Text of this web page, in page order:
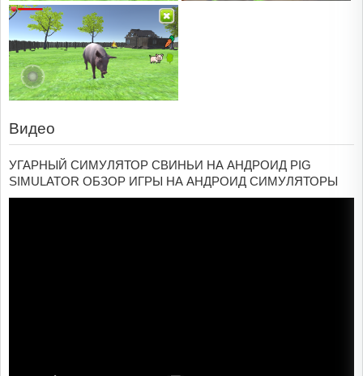
Видео
УГАРНЫЙ СИМУЛЯТОР СВИНЬИ НА АНДРОИД PIG
SIMULATOR ОБЗОР ИГРЫ НА АНДРОИД СИМУЛЯТОРЫ